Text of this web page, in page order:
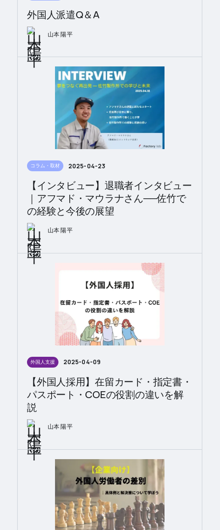
外国人派遣Q＆A
山本 陽平
コラム・取材 2025-04-23
【インタビュー】退職者インタビュー
｜アフマド・マウラナさん──佐竹で
の経験と今後の展望
山本 陽平
外国人支援 2025-04-09
【外国人採用】在留カード・指定書・
パスポート・COEの役割の違いを解
説
山本 陽平